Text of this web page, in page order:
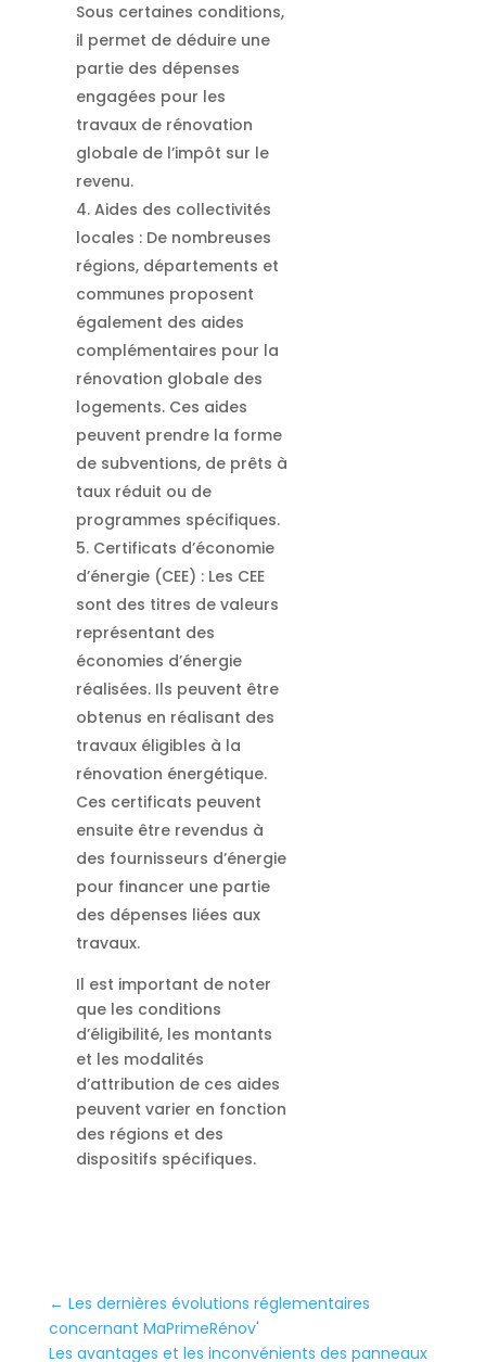
Sous certaines conditions,
il permet de déduire une
partie des dépenses
engagées pour les
travaux de rénovation
globale de l’impôt sur le
revenu.
Aides des collectivités
locales : De nombreuses
régions, départements et
communes proposent
également des aides
complémentaires pour la
rénovation globale des
logements. Ces aides
peuvent prendre la forme
de subventions, de prêts à
taux réduit ou de
programmes spécifiques.
Certificats d’économie
d’énergie (CEE) : Les CEE
sont des titres de valeurs
représentant des
économies d’énergie
réalisées. Ils peuvent être
obtenus en réalisant des
travaux éligibles à la
rénovation énergétique.
Ces certificats peuvent
ensuite être revendus à
des fournisseurs d’énergie
pour financer une partie
des dépenses liées aux
travaux.
Il est important de noter
que les conditions
d’éligibilité, les montants
et les modalités
d’attribution de ces aides
peuvent varier en fonction
des régions et des
dispositifs spécifiques.
← Les dernières évolutions réglementaires
concernant MaPrimeRénov'
Les avantages et les inconvénients des panneaux